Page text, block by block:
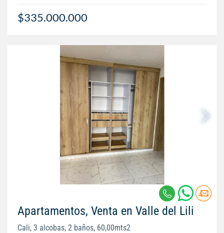
$335.000.000
Apartamentos, Venta en Valle del Lili
Cali, 3 alcobas, 2 baños, 60,00mts2